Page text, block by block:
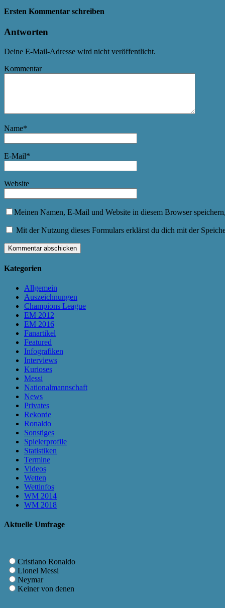
Ersten Kommentar schreiben
Antworten
Deine E-Mail-Adresse wird nicht veröffentlicht.
Kommentar
Name*
E-Mail*
Website
Meinen Namen, E-Mail und Website in diesem Browser
Mit der Nutzung dieses Formulars erklärst du dich mit der
Kategorien
Allgemein
Auszeichnungen
Champions League
EM 2012
EM 2016
Fanartikel
Featured
Infografiken
Interviews
Kurioses
Messi
Nationalmannschaft
News
Privates
Rekorde
Ronaldo
Sonstiges
Spielerprofile
Statistiken
Termine
Videos
Wetten
Wettinfos
WM 2014
WM 2018
Aktuelle Umfrage
Cristiano Ronaldo
Lionel Messi
Neymar
Keiner von denen